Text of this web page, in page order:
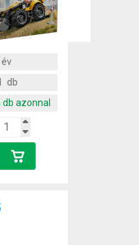
db
db azonnal